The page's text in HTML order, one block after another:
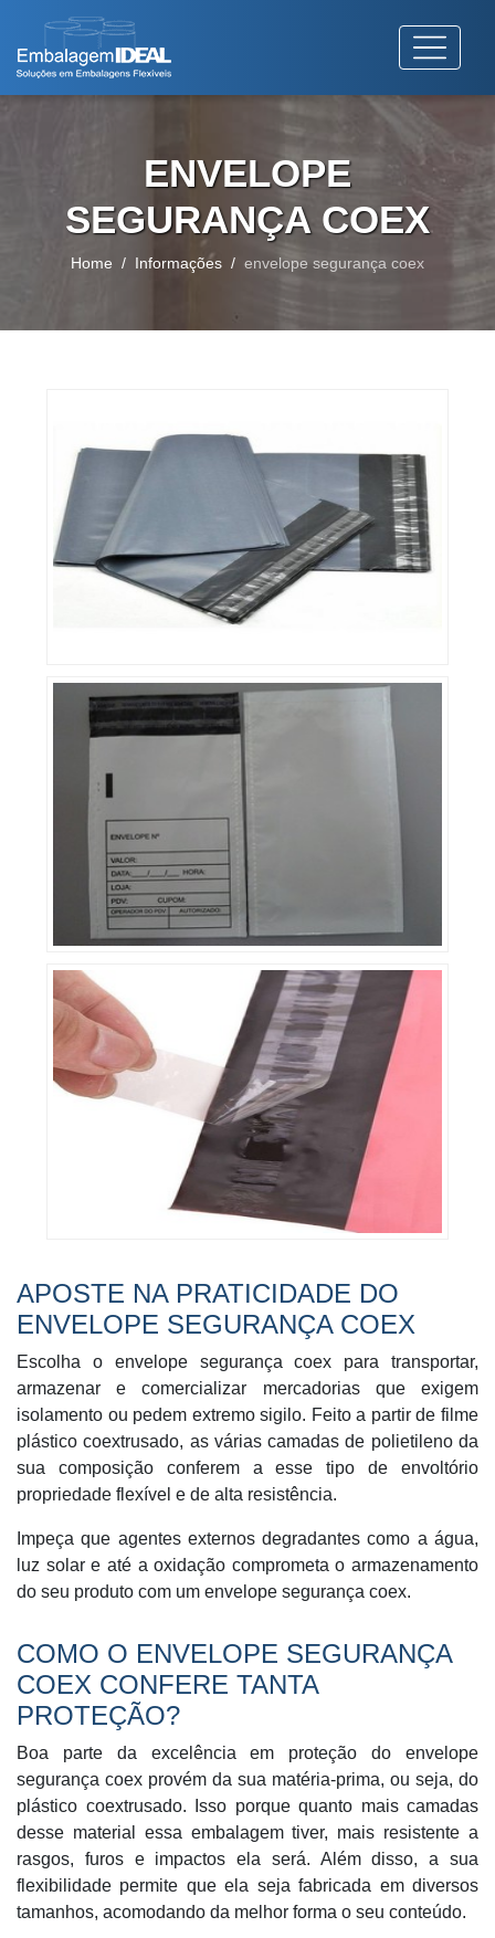
ENVELOPE
SEGURANÇA COEX
Home Informações envelope segurança coex
APOSTE NA PRATICIDADE DO
ENVELOPE SEGURANÇA COEX
Escolha o envelope segurança coex para transportar,
armazenar e comercializar mercadorias que exigem
isolamento ou pedem extremo sigilo. Feito a partir de filme
plástico coextrusado, as várias camadas de polietileno da
sua composição conferem a esse tipo de envoltório
propriedade flexível e de alta resistência.
Impeça que agentes externos degradantes como a água,
luz solar e até a oxidação comprometa o armazenamento
do seu produto com um envelope segurança coex.
COMO O ENVELOPE SEGURANÇA
COEX CONFERE TANTA
PROTEÇÃO?
Boa parte da excelência em proteção do envelope
segurança coex provém da sua matéria-prima, ou seja, do
plástico coextrusado. Isso porque quanto mais camadas
desse material essa embalagem tiver, mais resistente a
rasgos, furos e impactos ela será. Além disso, a sua
flexibilidade permite que ela seja fabricada em diversos
tamanhos, acomodando da melhor forma o seu conteúdo.